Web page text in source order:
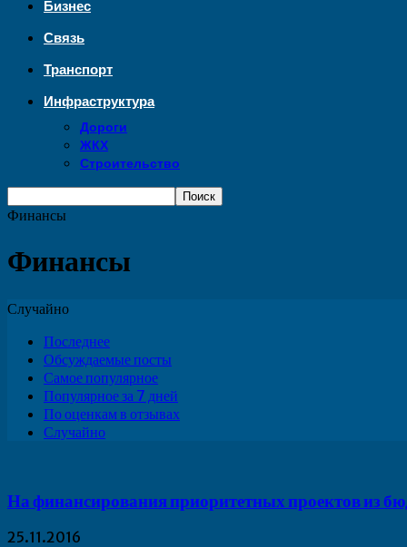
Бизнес
Связь
Транспорт
Инфраструктура
Дороги
ЖКХ
Строительство
Финансы
Финансы
Случайно
Последнее
Обсуждаемые посты
Самое популярное
Популярное за 7 дней
По оценкам в отзывах
Случайно
На финансирования приоритетных проектов из
25.11.2016